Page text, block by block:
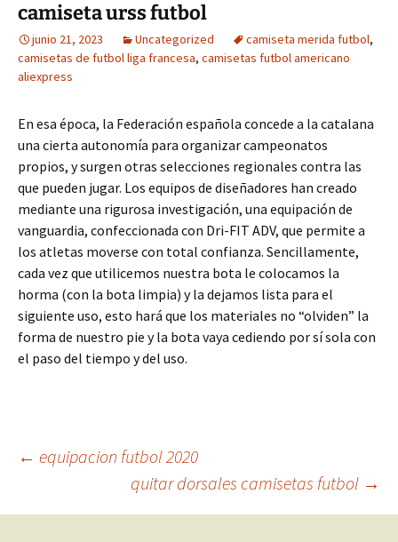
camiseta urss futbol
junio 21, 2023 Uncategorized camiseta merida futbol,
camisetas de futbol liga francesa, camisetas futbol americano
aliexpress
En esa época, la Federación española concede a la catalana
una cierta autonomía para organizar campeonatos
propios, y surgen otras selecciones regionales contra las
que pueden jugar. Los equipos de diseñadores han creado
mediante una rigurosa investigación, una equipación de
vanguardia, confeccionada con Dri-FIT ADV, que permite a
los atletas moverse con total confianza. Sencillamente,
cada vez que utilicemos nuestra bota le colocamos la
horma (con la bota limpia) y la dejamos lista para el
siguiente uso, esto hará que los materiales no “olviden” la
forma de nuestro pie y la bota vaya cediendo por sí sola con
el paso del tiempo y del uso.
Navegación
de
← equipacion futbol 2020
quitar dorsales camisetas futbol →